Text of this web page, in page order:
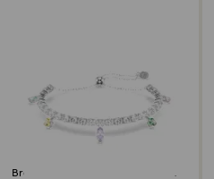
Bransoletka Ariana Grande x